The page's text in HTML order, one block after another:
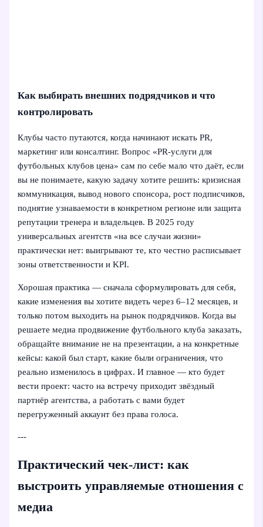
Как выбирать внешних подрядчиков и что
контролировать
Клубы часто путаются, когда начинают искать PR,
маркетинг или консалтинг. Вопрос «PR-услуги для
футбольных клубов цена» сам по себе мало что даёт, если
вы не понимаете, какую задачу хотите решить: кризисная
коммуникация, вывод нового спонсора, рост подписчиков,
поднятие узнаваемости в конкретном регионе или защита
репутации тренера и владельцев. В 2025 году
универсальных агентств «на все случаи жизни»
практически нет: выигрывают те, кто честно расписывает
зоны ответственности и KPI.
Хорошая практика — сначала сформулировать для себя,
какие изменения вы хотите видеть через 6–12 месяцев, и
только потом выходить на рынок подрядчиков. Когда вы
решаете медиа продвижение футбольного клуба заказать,
обращайте внимание не на презентации, а на конкретные
кейсы: какой был старт, какие были ограничения, что
реально изменилось в цифрах. И главное — кто будет
вести проект: часто на встречу приходит звёздный
партнёр агентства, а работать с вами будет
перегруженный аккаунт без права голоса.
---
Практический чек-лист: как
выстроить управляемые отношения с
медиа